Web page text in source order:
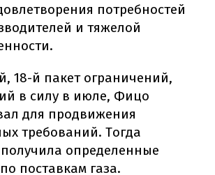
потребностей
и тяжелой
18-й пакет ограничений,
в силу в июле, Фицо
для продвижения
требований. Тогда
определенные
поставкам газа.